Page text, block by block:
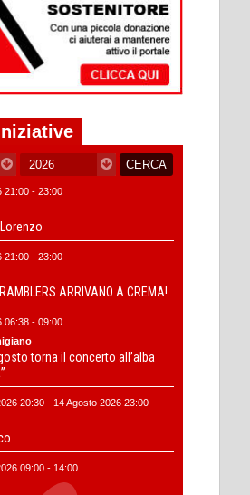
21:00 - 23:00
21:00 - 23:00
RAMBLERS ARRIVANO A CREMA!
06:38 - 09:00
torna il concerto all’alba
20:30 - 14 Agosto 2026 23:00
09:00 - 14:00